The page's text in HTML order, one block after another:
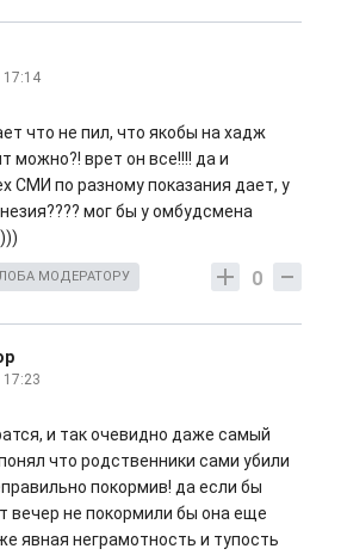
17:14
что не пил, что якобы на хадж
можно?! врет он все!!!! да и
СМИ по разному показания дает, у
мог бы у омбудсмена
0
МОДЕРАТОРУ
17:23
и так очевидно даже самый
что родственники сами убили
покормив! да если бы
вечер не покормили бы она еще
явная неграмотность и тупость